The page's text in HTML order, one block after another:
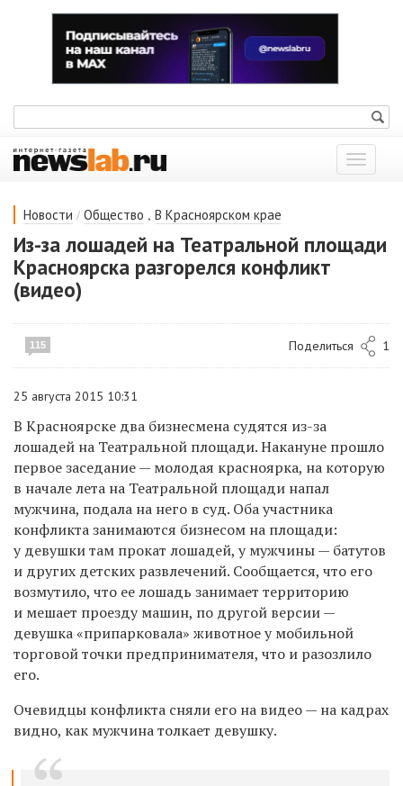
Показать
меню
Новости / Общество , В Красноярском крае
Из-за лошадей на Театральной площади
Красноярска разгорелся конфликт
(видео)
115 Поделиться 1
25 августа 2015 10:31
В Красноярске два бизнесмена судятся из-за
лошадей на Театральной площади. Накануне прошло
первое заседание — молодая красноярка, на которую
в начале лета на Театральной площади напал
мужчина, подала на него в суд. Оба участника
конфликта занимаются бизнесом на площади:
у девушки там прокат лошадей, у мужчины — батутов
и других детских развлечений. Сообщается, что его
возмутило, что ее лошадь занимает территорию
и мешает проезду машин, по другой версии —
девушка «припарковала» животное у мобильной
торговой точки предпринимателя, что и разозлило
его.
Очевидцы конфликта сняли его на видео — на кадрах
видно, как мужчина толкает девушку.